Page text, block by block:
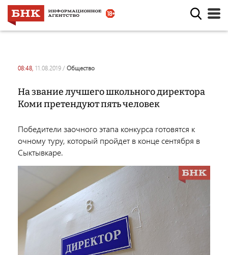
08:48, 11.08.2019 / общество
На звание лучшего школьного директора
Коми претендуют пять человек
Победители заочного этапа конкурса готовятся к
очному туру, который пройдет в конце сентября в
Сыктывкаре.